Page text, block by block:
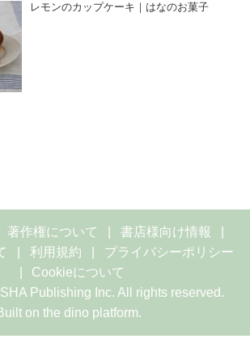
レモンのカップケーキ｜はなのお菓子
著作権について
書店様向け情報
利用規約
プライバシーポリシー
Cookieについて
Publishing Inc. All rights reserved.
on the dino platform.